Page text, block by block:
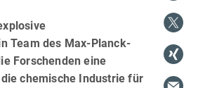
Team des Max-Planck-
Forschenden eine
chemische Industrie für